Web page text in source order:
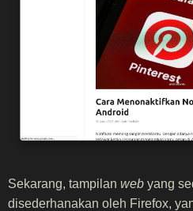
Sekarang, tampilan web yang
disederhanakan oleh Firefox,